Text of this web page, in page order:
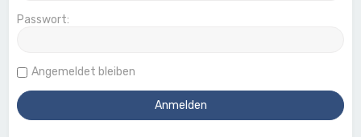
Passwort:
Angemeldet bleiben